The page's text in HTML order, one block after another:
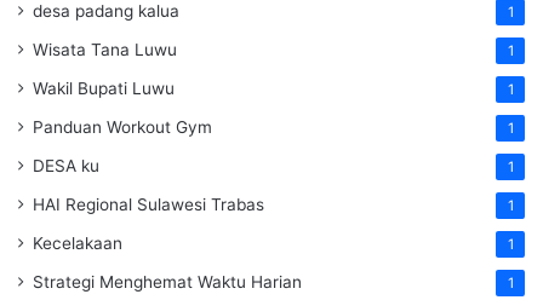
desa padang kalua 1
Wisata Tana Luwu 1
Wakil Bupati Luwu 1
Panduan Workout Gym 1
DESA ku 1
HAI Regional Sulawesi Trabas 1
Kecelakaan 1
Strategi Menghemat Waktu Harian 1